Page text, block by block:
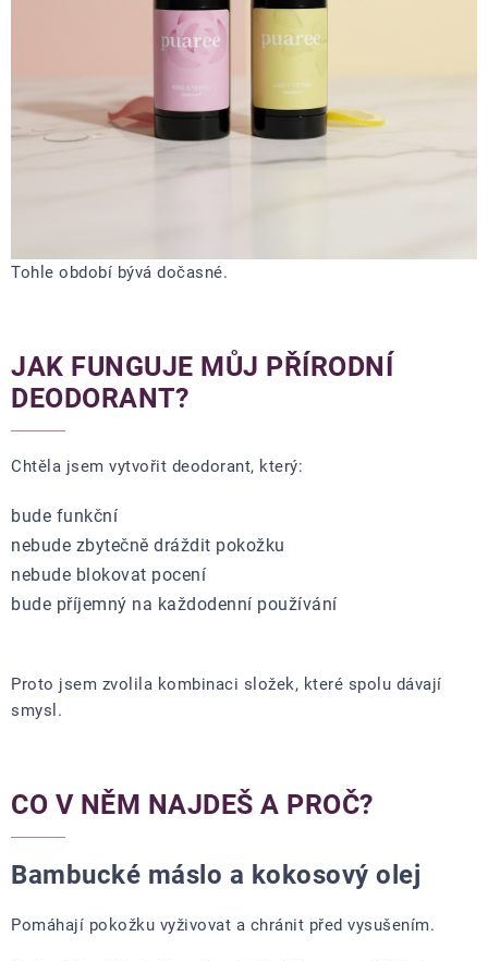
Tohle období bývá dočasné.
JAK FUNGUJE MŮJ PŘÍRODNÍ
DEODORANT?
Chtěla jsem vytvořit deodorant, který:
bude funkční
nebude zbytečně dráždit pokožku
nebude blokovat pocení
bude příjemný na každodenní používání
Proto jsem zvolila kombinaci složek, které spolu dávají
smysl.
CO V NĚM NAJDEŠ A PROČ?
Bambucké máslo a kokosový olej
Pomáhají pokožku vyživovat a chránit před vysušením.